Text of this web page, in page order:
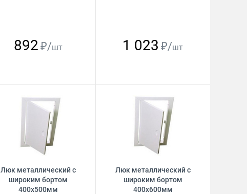
892 ₽/шт 1 023 ₽/шт
Люк металлический с
широким бортом
400х500мм
Люк металлический с
широким бортом
400х600мм